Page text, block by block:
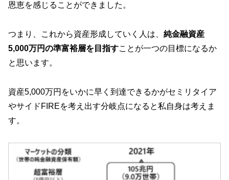
恩恵を感じることができました。
つまり、これから資産形成していく人は、 純金融資産
5,000万円の準富裕層を目指すことが一つの目標になるか
と思います。
資産5,000万円をいかに早く到達できるかがセミリタイア
やサイドFIREを考え出す分岐点になると私自身は考えま
す。